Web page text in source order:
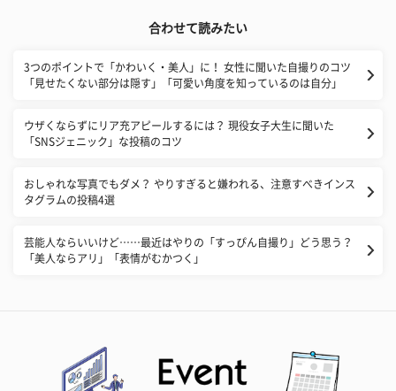
合わせて読みたい
3つのポイントで「かわいく・美人」に！ 女性に聞いた自撮りのコツ
「見せたくない部分は隠す」「可愛い角度を知っているのは自分」
ウザくならずにリア充アピールするには？ 現役女子大生に聞いた
「SNSジェニック」な投稿のコツ
おしゃれな写真でもダメ？ やりすぎると嫌われる、注意すべきインス
タグラムの投稿4選
芸能人ならいいけど……最近はやりの「すっぴん自撮り」どう思う？
「美人ならアリ」「表情がむかつく」